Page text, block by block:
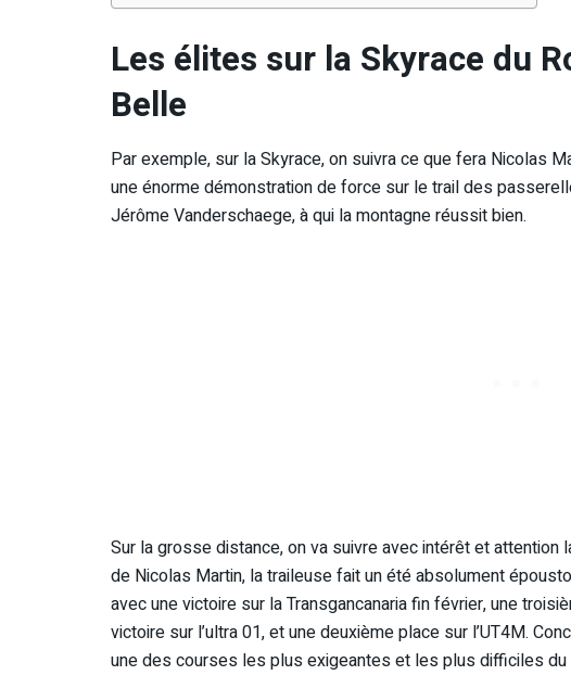
Les élites sur la Skyrace du
Belle
Par exemple, sur la Skyrace, on suivra ce que fera Nicolas
une énorme démonstration de force sur le trail des
Jérôme Vanderschaege, à qui la montagne réussit bien.
Sur la grosse distance, on va suivre avec intérêt et attention
de Nicolas Martin, la traileuse fait un été absolument
avec une victoire sur la Transgancanaria fin février, une
victoire sur l’ultra 01, et une deuxième place sur l’UT4M.
une des courses les plus exigeantes et les plus difficiles du